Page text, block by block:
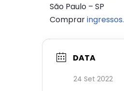
São Paulo – SP
Compraringressos.
DATA
24 Set 2022